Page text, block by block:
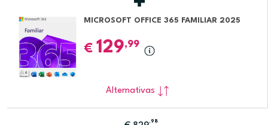
MICROSOFT OFFICE 365 FAMILIAR 2025
€ 129,99
Alternativas
,98